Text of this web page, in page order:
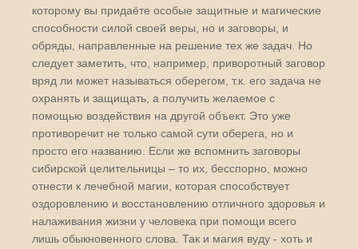
которому вы придаёте особые защитные и магические
способности силой своей веры, но и заговоры, и
обряды, направленные на решение тех же задач. Но
следует заметить, что, например, приворотный заговор
вряд ли может называться оберегом, т.к. его задача не
охранять и защищать, а получить желаемое с
помощью воздействия на другой объект. Это уже
противоречит не только самой сути оберега, но и
просто его названию. Если же вспомнить заговоры
сибирской целительницы – то их, бесспорно, можно
отнести к лечебной магии, которая способствует
оздоровлению и восстановлению отличного здоровья и
налаживания жизни у человека при помощи всего
лишь обыкновенного слова. Так и магия вуду - хоть и